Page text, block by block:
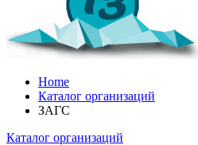
Home
Каталог организаций
ЗАГС
Каталог организаций